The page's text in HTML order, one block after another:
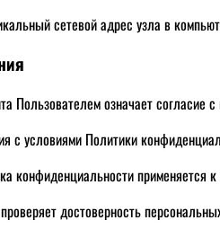
сетевой адрес узла в
Пользователем означает
с условиями Политики
конфиденциальности применяется
достоверность